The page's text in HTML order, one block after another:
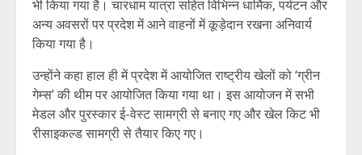
भी किया गया है। चारधाम यात्रा सहित विभिन्न धार्मिक, पर्यटन और
अन्य अवसरों पर प्रदेश में आने वाहनों में कूड़ेदान रखना अनिवार्य
किया गया है।
उन्होंने कहा हाल ही में प्रदेश में आयोजित राष्ट्रीय खेलों को ‘ग्रीन
गेम्स’ की थीम पर आयोजित किया गया था। इस आयोजन में सभी
मेडल और पुरस्कार ई-वेस्ट सामग्री से बनाए गए और खेल किट भी
रीसाइकल्ड सामग्री से तैयार किए गए।